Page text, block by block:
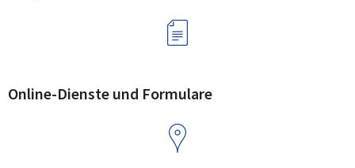
Online-Dienste und Formulare